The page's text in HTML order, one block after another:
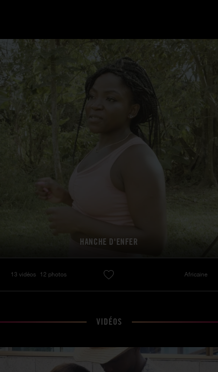
HANCHE D'ENFER
13 vidéos 12 photos Africaine
VIDÉOS